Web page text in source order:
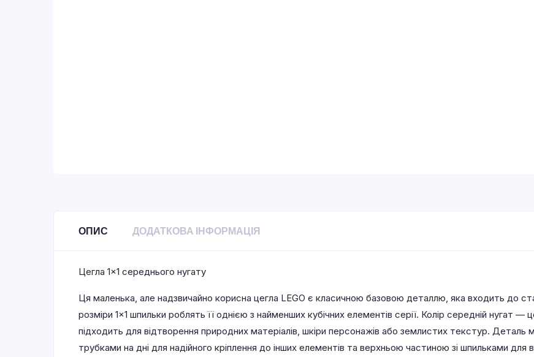
ОПИС ДОДАТКОВА ІНФОРМАЦІЯ
Цегла 1×1 середнього нугату
Ця маленька, але надзвичайно корисна цегла LEGO є класичною базовою деталлю, яка входить до
розміри 1×1 шпильки роблять її однією з найменших кубічних елементів серії. Колір середній нугат —
підходить для відтворення природних матеріалів, шкіри персонажів або землистих текстур.
трубками на дні для надійного кріплення до інших елементів та верхньою частиною зі шпильками для